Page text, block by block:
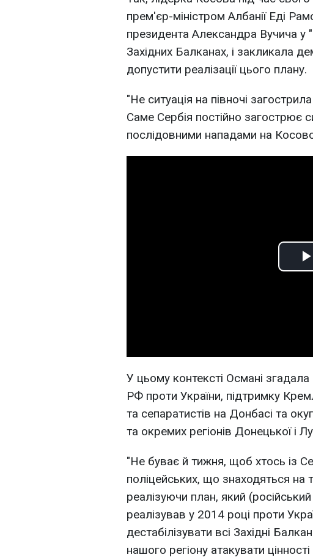
прем'єр-міністром Албанії Еді
президента Александра Вучича у
Західних Балканах, і закликала
допустити реалізації цього плану.
"Не ситуація на півночі
Саме Сербія постійно загострює
послідовними нападами на
У цьому контексті Османі згадала
РФ проти України, підтримку
та сепаратистів на Донбасі та
та окремих регіонів Донецької і
"Не буває й тижня, щоб хтось із
поліцейських, що знаходяться на
реалізуючи план, який
реалізував у 2014 році проти
дестабілізувати всі Західні
нашого регіону атакувати